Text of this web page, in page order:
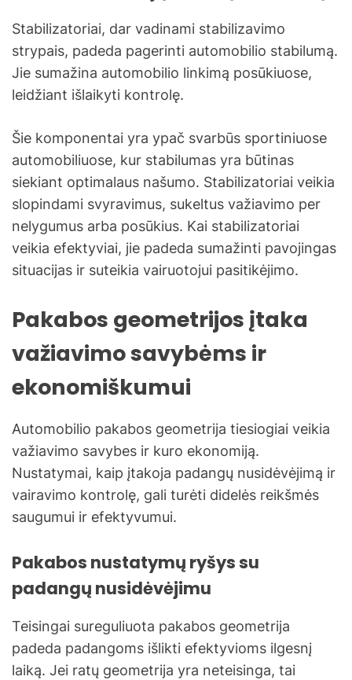
Stabilizatoriai, dar vadinami stabilizavimo
strypais, padeda pagerinti automobilio stabilumą.
Jie sumažina automobilio linkimą posūkiuose,
leidžiant išlaikyti kontrolę.
Šie komponentai yra ypač svarbūs sportiniuose
automobiliuose, kur stabilumas yra būtinas
siekiant optimalaus našumo. Stabilizatoriai veikia
slopindami svyravimus, sukeltus važiavimo per
nelygumus arba posūkius. Kai stabilizatoriai
veikia efektyviai, jie padeda sumažinti pavojingas
situacijas ir suteikia vairuotojui pasitikėjimo.
Pakabos geometrijos įtaka
važiavimo savybėms ir
ekonomiškumui
Automobilio pakabos geometrija tiesiogiai veikia
važiavimo savybes ir kuro ekonomiją.
Nustatymai, kaip įtakoja padangų nusidėvėjimą ir
vairavimo kontrolę, gali turėti didelės reikšmės
saugumui ir efektyvumui.
Pakabos nustatymų ryšys su
padangų nusidėvėjimu
Teisingai sureguliuota pakabos geometrija
padeda padangoms išlikti efektyvioms ilgesnį
laiką. Jei ratų geometrija yra neteisinga, tai